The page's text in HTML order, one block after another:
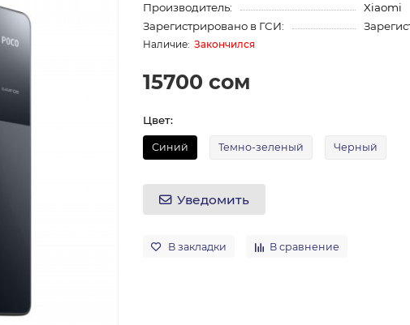
Производитель:
Xiaomi
Зарегистрировано в ГСИ:
Закончился
15700 сом
Цвет:
Синий Темно-зеленый Черный
Уведомить
В закладки В сравнение